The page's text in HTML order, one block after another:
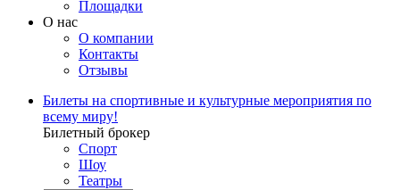
Площадки
О нас
О компании
Контакты
Отзывы
Билеты на спортивные и культурные мероприятия по
всему миру!
Билетный брокер
Спорт
Шоу
Театры